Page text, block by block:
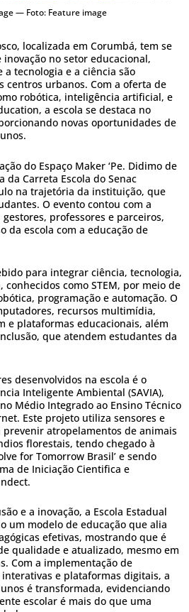
— Foto: Feature image
localizada em Corumbá, tem se
no setor educacional,
tecnologia e a ciência são
centros urbanos. Com a oferta de
robótica, inteligência artificial, e
a escola se destaca no
novas oportunidades de
do Espaço Maker ‘Pe. Didimo de
da Carreta Escola do Senac
na trajetória da instituição, que
O evento contou com a
professores e parceiros,
da escola com a educação de
para integrar ciência, tecnologia,
como STEM, por meio de
programação e automação. O
recursos multimídia,
e plataformas educacionais, além
que atendem estudantes da
desenvolvidos na escola é o
Inteligente Ambiental (SAVIA),
Médio Integrado ao Ensino Técnico
Este projeto utiliza sensores e
atropelamentos de animais
florestais, tendo chegado à
for Tomorrow Brasil’ e sendo
de Iniciação Cientifica e
e a inovação, a Escola Estadual
um modelo de educação que alia
efetivas, mostrando que é
qualidade e atualizado, mesmo em
Com a implementação de
e plataformas digitais, a
é transformada, evidenciando
escolar é mais do que uma